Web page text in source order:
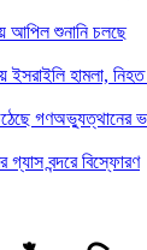
আপিল শুনানি চলছে
ইসরাইলি হামলা,
গণঅভ্যুত্থানের
গ্যাস বন্দরে বিস্ফোরণ